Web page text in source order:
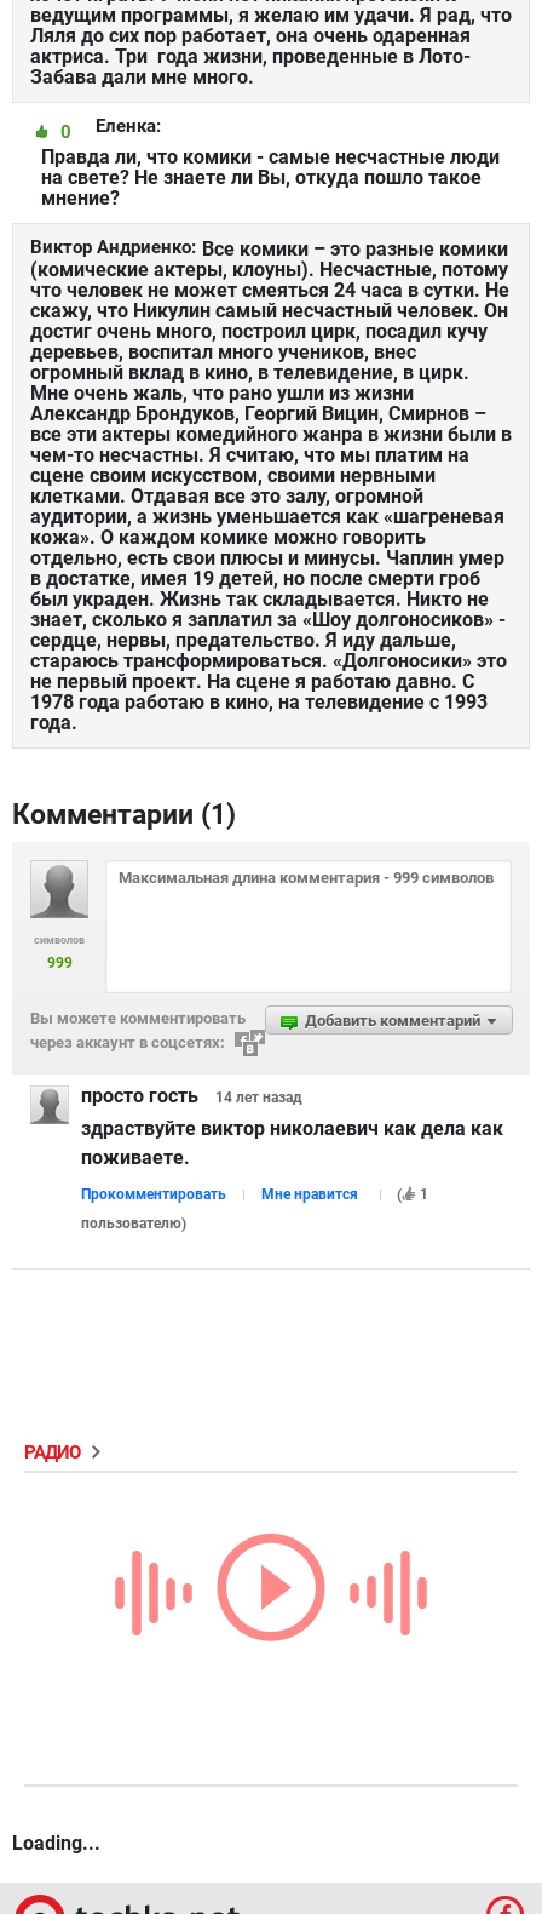
ведущим программы, я желаю им удачи. Я рад, что
Ляля до сих пор работает, она очень одаренная
актриса. Три года жизни, проведенные в Лото-
Забава дали мне много.
Еленка:
0
Правда ли, что комики - самые несчастные люди
на свете? Не знаете ли Вы, откуда пошло такое
мнение?
Виктор Андриенко: Все комики – это разные комики
(комические актеры, клоуны). Несчастные, потому
что человек не может смеяться 24 часа в сутки. Не
скажу, что Никулин самый несчастный человек. Он
достиг очень много, построил цирк, посадил кучу
деревьев, воспитал много учеников, внес
огромный вклад в кино, в телевидение, в цирк.
Мне очень жаль, что рано ушли из жизни
Александр Брондуков, Георгий Вицин, Смирнов –
все эти актеры комедийного жанра в жизни были в
чем-то несчастны. Я считаю, что мы платим на
сцене своим искусством, своими нервными
клетками. Отдавая все это залу, огромной
аудитории, а жизнь уменьшается как «шагреневая
кожа». О каждом комике можно говорить
отдельно, есть свои плюсы и минусы. Чаплин умер
в достатке, имея 19 детей, но после смерти гроб
был украден. Жизнь так складывается. Никто не
знает, сколько я заплатил за «Шоу долгоносиков» -
сердце, нервы, предательство. Я иду дальше,
стараюсь трансформироваться. «Долгоносики» это
не первый проект. На сцене я работаю давно. С
1978 года работаю в кино, на телевидение с 1993
года.
Комментарии (1)
символов
999
Добавить комментарий
Вы можете комментировать
через аккаунт в соцсетях:
просто гость 14 лет назад
здраствуйте виктор николаевич как дела как
поживаете.
Прокомментировать Мне нравится (
1
пользователю)
РАДИО
Loading...